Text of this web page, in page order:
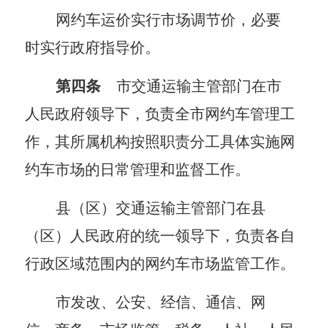
网约车运价实行市场调节价，必要
时实行政府指导价。
第四条
市交通运输主管部门在市
人民政府领导下，负责全市网约车管理工
作，其所属机构按照职责分工具体实施网
约车市场的日常管理和监督工作。
县（区）交通运输主管部门在县
（区）人民政府的统一领导下，负责各自
行政区域范围内的网约车市场监管工作。
市发改、公安、经信、通信、网